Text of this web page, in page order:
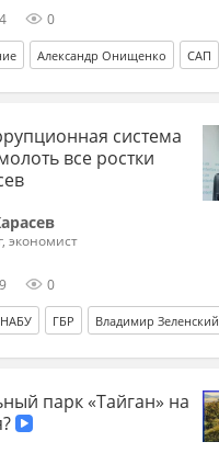
0
Александр Онищенко САП
система
все ростки
экономист
0
НАБУ ГБР Владимир Зеленский
парк «Тайган» на